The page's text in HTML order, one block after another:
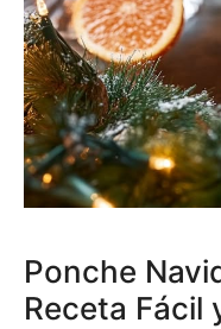
Ponche
Receta Fácil